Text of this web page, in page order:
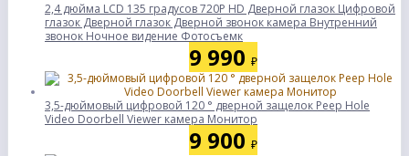
2,4 дюйма LCD 135 градусов 720P HD Дверной глазок Цифровой
глазок Дверной глазок Дверной звонок камера Внутренний
звонок Ночное видение Фотосъемк
9 990 ₽
3,5-дюймовый цифровой 120 ° дверной защелок Peep Hole
Video Doorbell Viewer камера Монитор
9 900 ₽